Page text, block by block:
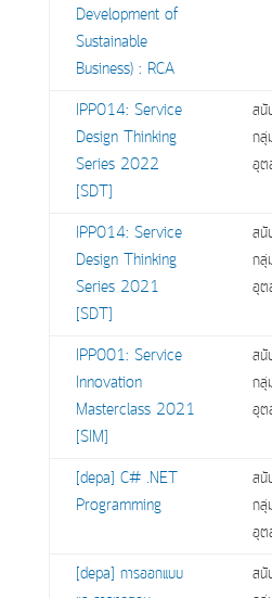
Development of
Sustainable
Business) : RCA
IPP014: Service
Design Thinking
Series 2022
[SDT]
สนั
กลุ่
อุต
IPP014: Service
Design Thinking
Series 2021
[SDT]
สนั
กลุ่
อุต
IPP001: Service
Innovation
Masterclass 2021
[SIM]
สนั
กลุ่
อุต
[depa] C# .NET
Programming
สนั
กลุ่
อุต
[depa] การออกแบบ
สนั